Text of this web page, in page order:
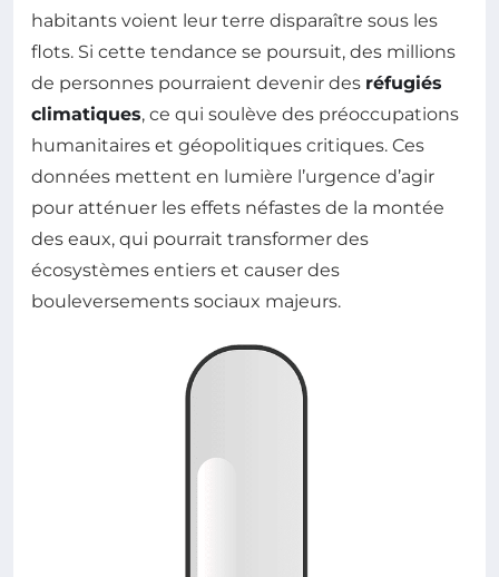
habitants voient leur terre disparaître sous les
flots. Si cette tendance se poursuit, des millions
de personnes pourraient devenir des réfugiés
climatiques, ce qui soulève des préoccupations
humanitaires et géopolitiques critiques. Ces
données mettent en lumière l’urgence d’agir
pour atténuer les effets néfastes de la montée
des eaux, qui pourrait transformer des
écosystèmes entiers et causer des
bouleversements sociaux majeurs.